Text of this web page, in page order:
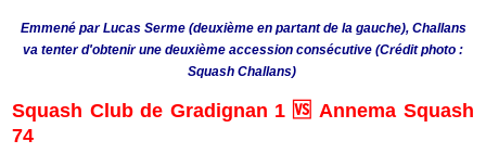
Emmené par Lucas Serme (deuxième en partant de la gauche), Challans
va tenter d'obtenir une deuxième accession consécutive (Crédit photo :
Squash Challans)
Squash Club de Gradignan 1 🆚 Annema Squash
74